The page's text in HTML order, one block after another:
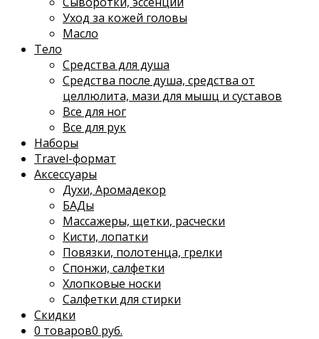
Уход за кожей головы
Масло
Тело
Средства для душа
Средства после душа, средства от
целлюлита, мази для мышц и суставов
Все для ног
Все для рук
Наборы
Travel-формат
Аксессуары
Духи, Аромадекор
БАДы
Массажеры, щетки, расчески
Кисти, лопатки
Повязки, полотенца, грелки
Спонжи, салфетки
Хлопковые носки
Салфетки для стирки
Скидки
0 товаров0 руб.